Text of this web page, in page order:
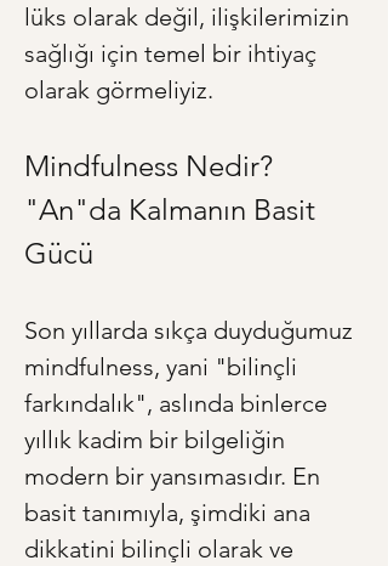
lüks olarak değil, ilişkilerimizin
sağlığı için temel bir ihtiyaç
olarak görmeliyiz.
Mindfulness Nedir?
"An"da Kalmanın Basit
Gücü
Son yıllarda sıkça duyduğumuz
mindfulness, yani "bilinçli
farkındalık", aslında binlerce
yıllık kadim bir bilgeliğin
modern bir yansımasıdır. En
basit tanımıyla, şimdiki ana
dikkatini bilinçli olarak ve